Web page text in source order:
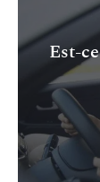
Est-